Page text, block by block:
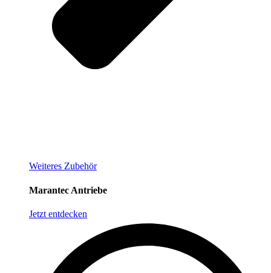
Weiteres Zubehör
Marantec Antriebe
Jetzt entdecken